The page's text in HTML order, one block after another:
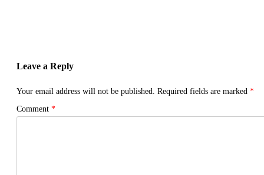
Leave a Reply
Your email address will not be published. Required fields are marked *
Comment *